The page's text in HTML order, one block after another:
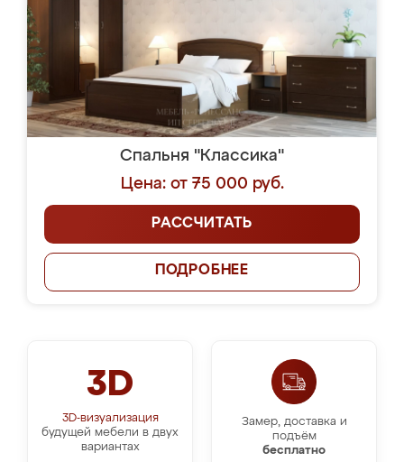
Спальня "Классика"
Цена: от 75 000 руб.
РАССЧИТАТЬ
ПОДРОБНЕЕ
3D
3D-визуализация
будущей мебели в двух
вариантах
Замер, доставка и
подъём
бесплатно